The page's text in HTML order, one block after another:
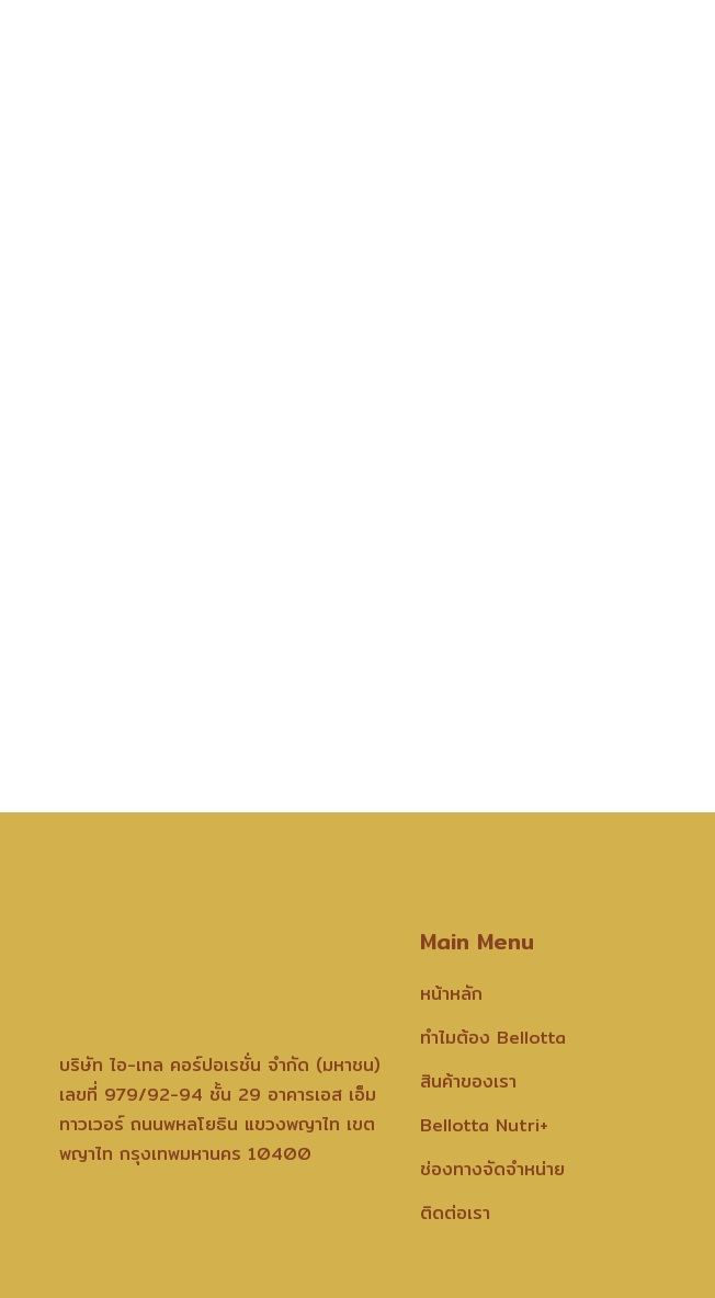
บริษัท ไอ-เทล คอร์ปอเรชั่น จำกัด (มหาชน)
เลขที่ 979/92-94 ชั้น 29 อาคารเอส เอ็ม
ทาวเวอร์ ถนนพหลโยธิน แขวงพญาไท เขต
พญาไท กรุงเทพมหานคร 10400
Main Menu
หน้าหลัก
ทำไมต้อง Bellotta
สินค้าของเรา
Bellotta Nutri+
ช่องทางจัดจำหน่าย
ติดต่อเรา